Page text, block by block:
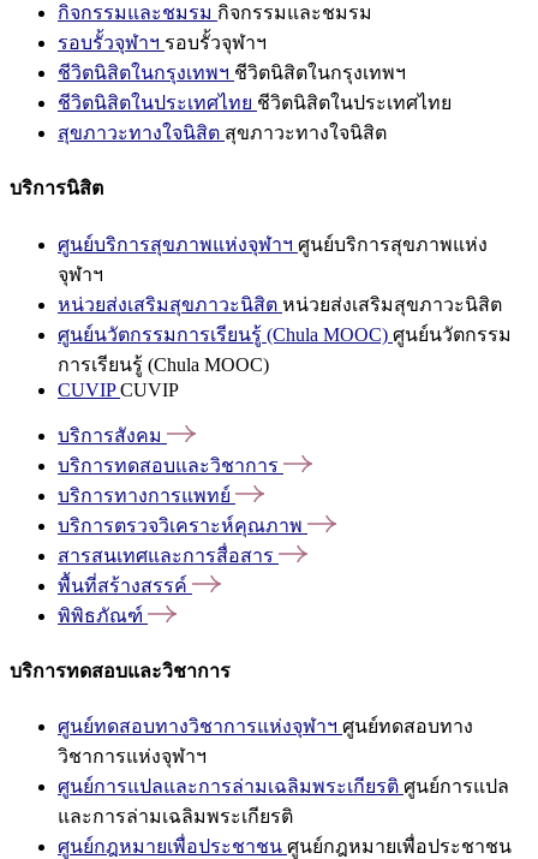
กิจกรรมและชมรม กิจกรรมและชมรม
รอบรั้วจุฬาฯ รอบรั้วจุฬาฯ
ชีวิตนิสิตในกรุงเทพฯ ชีวิตนิสิตในกรุงเทพฯ
ชีวิตนิสิตในประเทศไทย ชีวิตนิสิตในประเทศไทย
สุขภาวะทางใจนิสิต สุขภาวะทางใจนิสิต
บริการนิสิต
ศูนย์บริการสุขภาพแห่งจุฬาฯ ศูนย์บริการสุขภาพแห่ง
จุฬาฯ
หน่วยส่งเสริมสุขภาวะนิสิต หน่วยส่งเสริมสุขภาวะนิสิต
ศูนย์นวัตกรรมการเรียนรู้ (Chula MOOC) ศูนย์นวัตกรรม
การเรียนรู้ (Chula MOOC)
CUVIPCUVIP
บริการสังคม
บริการทดสอบและวิชาการ
บริการทางการแพทย์
บริการตรวจวิเคราะห์คุณภาพ
สารสนเทศและการสื่อสาร
พื้นที่สร้างสรรค์
พิพิธภัณฑ์
บริการทดสอบและวิชาการ
ศูนย์ทดสอบทางวิชาการแห่งจุฬาฯ ศูนย์ทดสอบทาง
วิชาการแห่งจุฬาฯ
ศูนย์การแปลและการล่ามเฉลิมพระเกียรติ ศูนย์การแปล
และการล่ามเฉลิมพระเกียรติ
ศูนย์กฎหมายเพื่อประชาชน ศูนย์กฎหมายเพื่อประชาชน